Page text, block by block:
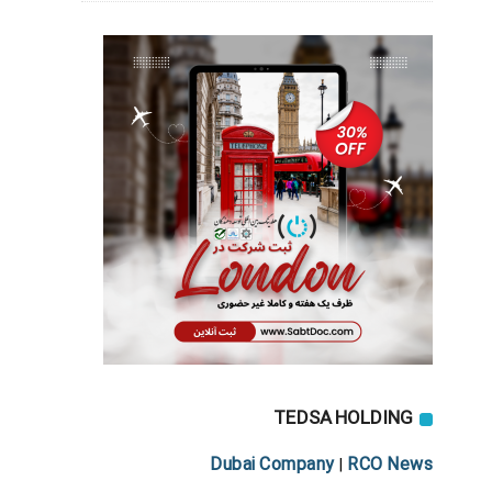
TEDSA HOLDING
Dubai Company| RCO News